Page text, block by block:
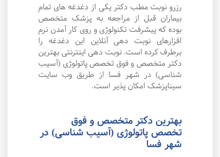
رزرو نوبت مطب دکتر یکی از دغدغه های تمام
بیماران قبل از مراجعه به پزشک متخصص
بوده که پیشرفت تکنولوژی و روی کار آمدن نرم
افزارهای نوبت دهی آنلاین این دغدغه را
برطرف کرده است. نوبت دهی اینترنتی بهترین
دکتر متخصص و فوق تخصص پاتولوژی (آسیب
شناسی) در شهر فسا از طریق وب سایت
سیناپزشک امکان پذیر است.
بهترین دکتر متخصص و فوق
تخصص پاتولوژی (آسیب شناسی) در
شهر فسا